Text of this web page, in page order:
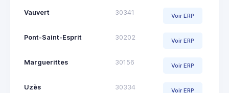
Vauvert 30341 Voir ERP
Pont-Saint-Esprit 30202 Voir ERP
Marguerittes 30156 Voir ERP
Uzès 30334 Voir ERP